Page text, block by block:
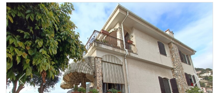
luminosi e facilmente personalizzabili. Piano Seminterrato *
Ampio garage di comodo accesso * Locali deposito * Due
bagni * Lavanderia * Ulteriori spazi versatili da destinare
secondo le proprie esigenze (taverna, studio, area wellness,
ecc.) Tramite scala interna ed esterna si accede al piano
abitativo di circa 105 -mq.una grande terrazza vivibile,
accessibile da tutti gli ambienti e perfetta per godere della
vista mare e della luminosità naturale. Attualmente la
Previous Next